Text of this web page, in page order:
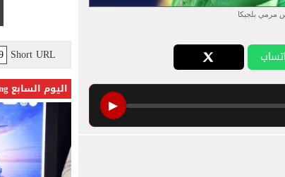
مرمي بلجيكا
▶
Short URL
اليوم السابع Trending